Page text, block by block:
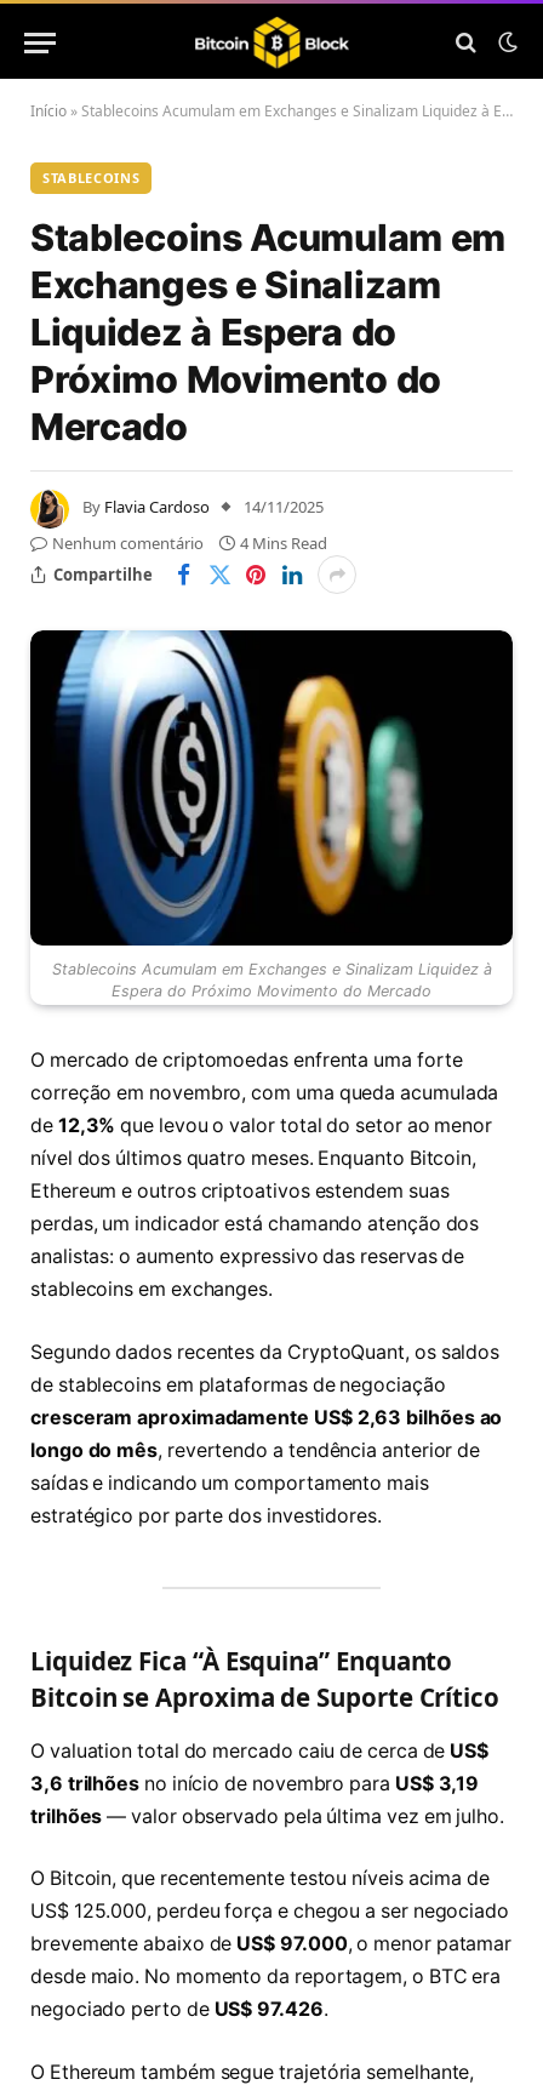
Início »Stablecoins Acumulam em Exchanges e Sinalizam Liquidez à Espera do Próximo Movimento do Mercado
STABLECOINS
Stablecoins Acumulam em
Exchanges e Sinalizam
Liquidez à Espera do
Próximo Movimento do
Mercado
By Flavia Cardoso
14/11/2025
Nenhum comentário
4 Mins Read
Compartilhe
Stablecoins Acumulam em Exchanges e Sinalizam Liquidez à
Espera do Próximo Movimento do Mercado
O mercado de criptomoedas enfrenta uma forte
correção em novembro, com uma queda acumulada
de 12,3% que levou o valor total do setor ao menor
nível dos últimos quatro meses. Enquanto Bitcoin,
Ethereum e outros criptoativos estendem suas
perdas, um indicador está chamando atenção dos
analistas: o aumento expressivo das reservas de
stablecoins em exchanges.
Segundo dados recentes da CryptoQuant, os saldos
de stablecoins em plataformas de negociação
cresceram aproximadamente US$ 2,63 bilhões ao
longo do mês, revertendo a tendência anterior de
saídas e indicando um comportamento mais
estratégico por parte dos investidores.
Liquidez Fica “À Esquina” Enquanto
Bitcoin se Aproxima de Suporte Crítico
O valuation total do mercado caiu de cerca de US$
3,6 trilhões no início de novembro para US$ 3,19
trilhões — valor observado pela última vez em julho.
O Bitcoin, que recentemente testou níveis acima de
US$ 125.000, perdeu força e chegou a ser negociado
brevemente abaixo de US$ 97.000, o menor patamar
desde maio. No momento da reportagem, o BTC era
negociado perto de US$ 97.426.
O Ethereum também segue trajetória semelhante,